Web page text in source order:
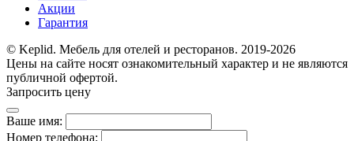
Акции
Гарантия
© Keplid. Мебель для отелей и ресторанов. 2019-2026
Цены на сайте носят ознакомительный характер и не являются
публичной офертой.
Запросить цену
Ваше имя:
Номер телефона: